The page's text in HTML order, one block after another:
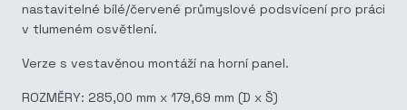
nastavitelné bílé/červené průmyslové podsvícení pro práci
v tlumeném osvětlení.
Verze s vestavěnou montáží na horní panel.
ROZMĚRY: 285,00 mm x 179,69 mm (D x Š)